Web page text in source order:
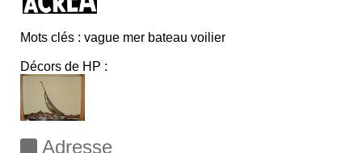
Mots clés : vague mer bateau voilier
Décors de HP :
Adresse